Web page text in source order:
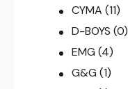
CYMA (11)
D-BOYS (0)
EMG (4)
G&G (1)